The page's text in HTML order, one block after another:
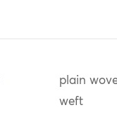
plain
weft